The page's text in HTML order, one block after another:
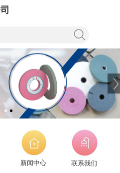
新闻中心 联系我们